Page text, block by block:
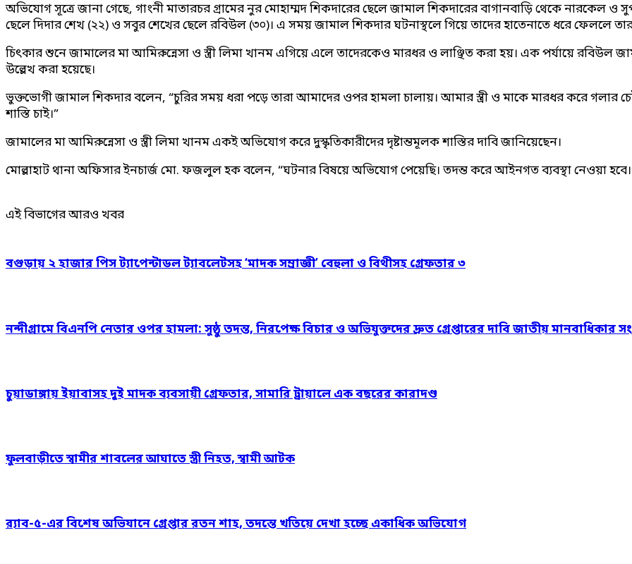
অভিযোগ সূত্রে জানা গেছে, গাংনী মাতারচর গ্রামের নুর মোহাম্মদ শিকদারের ছেলে জামাল শিকদারের বাগানবাড়ি থেকে নারকেল
ছেলে দিদার শেখ (২২) ও সবুর শেখের ছেলে রবিউল (৩০)। এ সময় জামাল শিকদার ঘটনাস্থলে গিয়ে তাদের হাতেনাতে ধরে ফেললে
চিৎকার শুনে জামালের মা আমিরুন্নেসা ও স্ত্রী লিমা খানম এগিয়ে এলে তাদেরকেও মারধর ও লাঞ্ছিত করা হয়। এক পর্যায়ে রবিউল
উল্লেখ করা হয়েছে।
ভুক্তভোগী জামাল শিকদার বলেন, “চুরির সময় ধরা পড়ে তারা আমাদের ওপর হামলা চালায়। আমার স্ত্রী ও মাকে মারধর করে গলার
শাস্তি চাই।”
জামালের মা আমিরুন্নেসা ও স্ত্রী লিমা খানম একই অভিযোগ করে দুস্কৃতিকারীদের দৃষ্টান্তমূলক শাস্তির দাবি জানিয়েছেন।
মোল্লাহাট থানা অফিসার ইনচার্জ মো. ফজলুল হক বলেন, “ঘটনার বিষয়ে অভিযোগ পেয়েছি। তদন্ত করে আইনগত ব্যবস্থা নেওয়া
এই বিভাগের আরও খবর
বগুড়ায় ২ হাজার পিস ট্যাপেন্টাডল ট্যাবলেটসহ ‘মাদক সম্রাজ্ঞী’ বেহুলা ও বিথীসহ গ্রেফতার ৩
নন্দীগ্রামে বিএনপি নেতার ওপর হামলা: সুষ্ঠু তদন্ত, নিরপেক্ষ বিচার ও অভিযুক্তদের দ্রুত গ্রেপ্তারের দাবি জাতীয় মানবাধিকার
চুয়াডাঙ্গায় ইয়াবাসহ দুই মাদক ব্যবসায়ী গ্রেফতার, সামারি ট্রায়ালে এক বছরের কারাদণ্ড
ফুলবাড়ীতে স্বামীর শাবলের আঘাতে স্ত্রী নিহত, স্বামী আটক
র‍্যাব-৫-এর বিশেষ অভিযানে গ্রেপ্তার রতন শাহ, তদন্তে খতিয়ে দেখা হচ্ছে একাধিক অভিযোগ